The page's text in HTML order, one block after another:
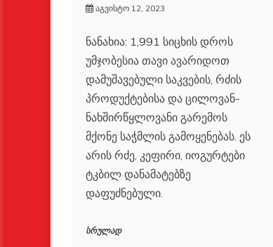
აგვისტო 12, 2023
ნანახია: 1,991 სიცხის დროს
უმჯობესია თავი ავარიდოთ
დამუშავებული საკვების, რძის
პროდუქტებისა და ცილოვან-
ნახშირწყლოვანი გარემოს
მქონე საჭმლის გამოყენებას. ეს
არის რძე, კეფირი, იოგურტები
ტკბილ დანამატებზე
დაფუძნებული.
სრულად